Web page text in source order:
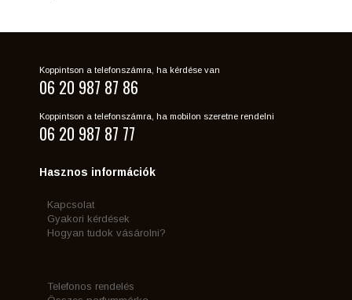
Koppintson a telefonszámra, ha kérdése van
06 20 987 87 86
Koppintson a telefonszámra, ha mobilon szeretne rendelni
06 20 987 87 77
Hasznos információk
Kapcsolat
Gyakori kérdések
Hogyan tudok vásárolni?
Telefonos rendelés